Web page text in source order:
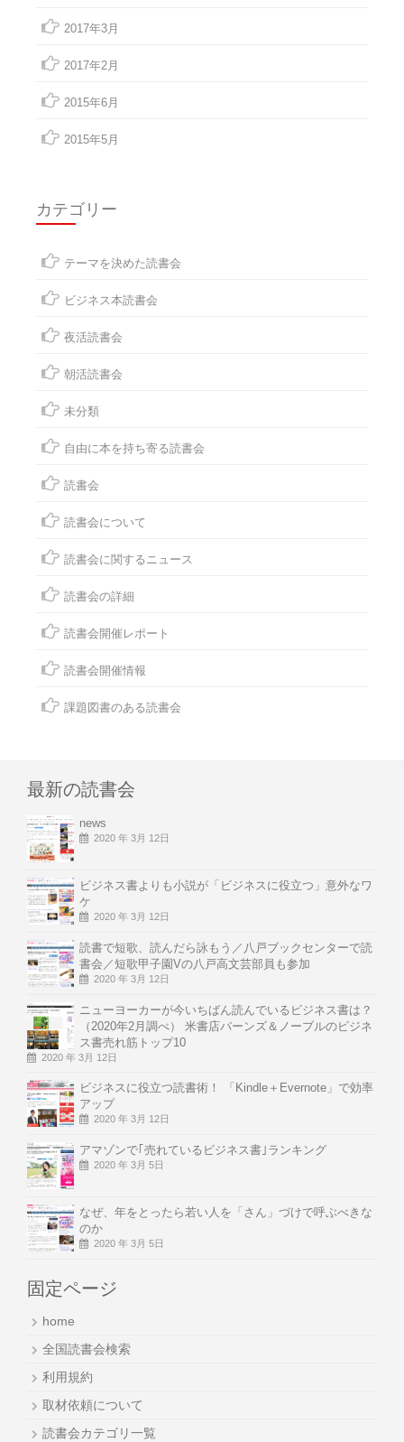
2017年3月
2017年2月
2015年6月
2015年5月
カテゴリー
テーマを決めた読書会
ビジネス本読書会
夜活読書会
朝活読書会
未分類
自由に本を持ち寄る読書会
読書会
読書会について
読書会に関するニュース
読書会の詳細
読書会開催レポート
読書会開催情報
課題図書のある読書会
最新の読書会
news
2020 年 3月 12日
ビジネス書よりも小説が「ビジネスに役立つ」意外なワ
ケ
2020 年 3月 12日
読書で短歌、読んだら詠もう／八戸ブックセンターで読
書会／短歌甲子園Vの八戸高文芸部員も参加
2020 年 3月 12日
ニューヨーカーが今いちばん読んでいるビジネス書は？
（2020年2月調べ） 米書店バーンズ＆ノーブルのビジネ
ス書売れ筋トップ10
2020 年 3月 12日
ビジネスに役立つ読書術！ 「Kindle＋Evernote」で効率
アップ
2020 年 3月 12日
アマゾンで｢売れているビジネス書｣ランキング
2020 年 3月 5日
なぜ、年をとったら若い人を「さん」づけで呼ぶべきな
のか
2020 年 3月 5日
固定ページ
home
全国読書会検索
利用規約
取材依頼について
読書会カテゴリ一覧